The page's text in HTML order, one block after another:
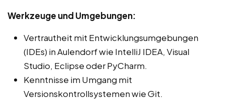
Werkzeuge und Umgebungen:
Vertrautheit mit Entwicklungsumgebungen
(IDEs) in Aulendorf wie IntelliJ IDEA, Visual
Studio, Eclipse oder PyCharm.
Kenntnisse im Umgang mit
Versionskontrollsystemen wie Git.